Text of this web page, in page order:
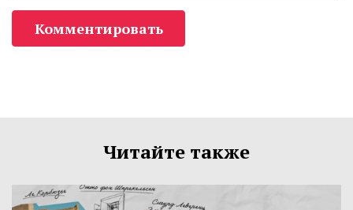
Комментировать
Читайте также